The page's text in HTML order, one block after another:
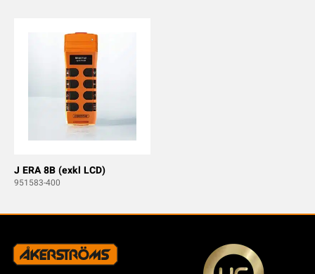
J ERA 8B (exkl LCD)
951583-400